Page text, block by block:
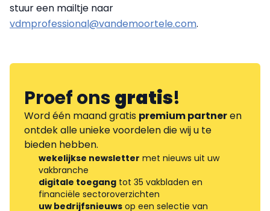
stuur een mailtje naar
vdmprofessional@vandemoortele.com.
Proef onsgratis!
Word één maand gratis premium partneren
ontdek alle unieke voordelen die wij u te
bieden hebben.
wekelijkse newsletter met nieuws uit uw
vakbranche
digitale toegang tot 35 vakbladen en
financiële sectoroverzichten
uw bedrijfsnieuws op een selectie van